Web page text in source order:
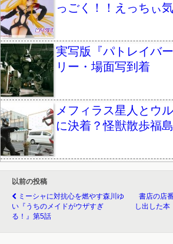
っごく！！えっちぃ
実写版『パトレイバ
リー・場面写到着
メフィラス星人とウ
に決着？怪獣散歩福
以前の投稿
ミーシャに対抗心を燃やす森川ゆ
い『うちのメイドがウザすぎ
る！』第5話
書店の店
し出した本